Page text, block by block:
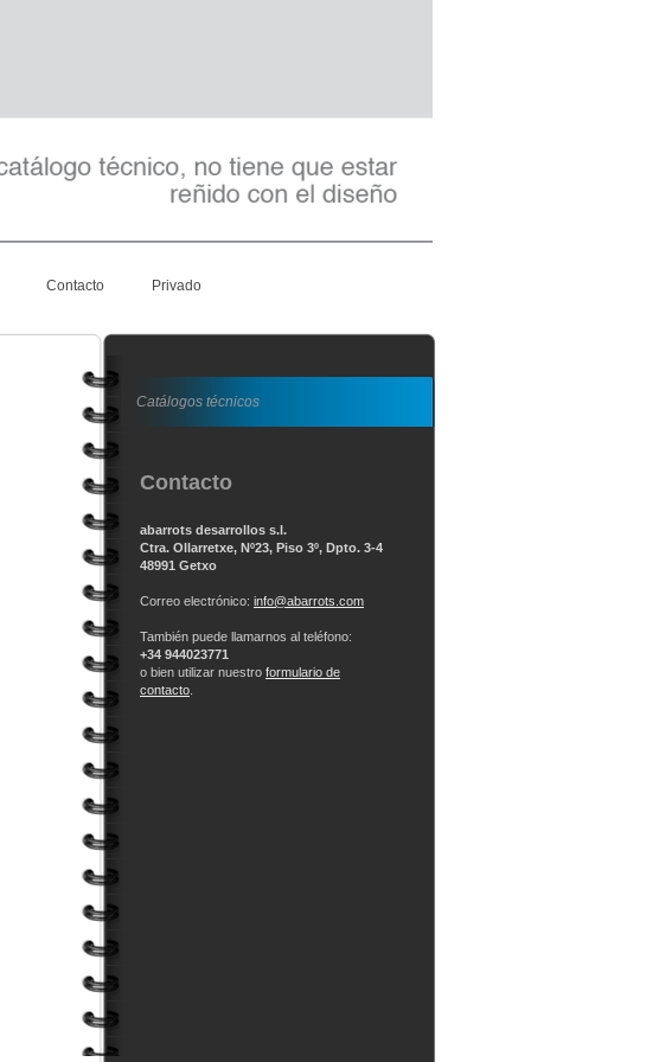
Contacto Privado
Catálogos técnicos
Contacto
abarrots desarrollos s.l.
Ctra. Ollarretxe, Nº23, Piso 3º, Dpto. 3-4
48991 Getxo
Correo electrónico: info@abarrots.com
También puede llamarnos al teléfono:
+34 944023771
o bien utilizar nuestro formulario de
contacto